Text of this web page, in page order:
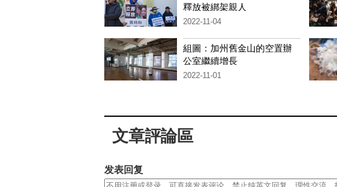
釋放被綁架親人
2022-11-04
組圖：加州舊金山的空置辦
公室繼續增長
2022-11-01
文章評論區
发表回复